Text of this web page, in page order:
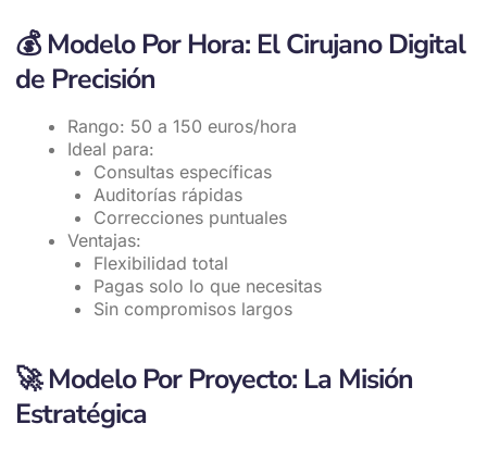
💰 Modelo Por Hora: El Cirujano Digital
de Precisión
Rango: 50 a 150 euros/hora
Ideal para:
Consultas específicas
Auditorías rápidas
Correcciones puntuales
Ventajas:
Flexibilidad total
Pagas solo lo que necesitas
Sin compromisos largos
🚀Modelo Por Proyecto: La Misión
Estratégica